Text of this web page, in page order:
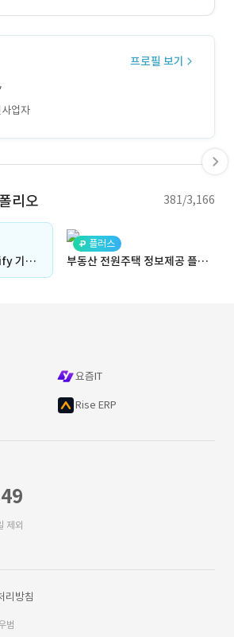
프로필 보기
업자
리오 381/3,166
L’ENFANTIN_Shopify 기반 개인 맞춤 스웨터 제작 사이트
플러스
부동산 전원주택 정보제공 플랫폼
요즘IT
Rise ERP
제외
리방침
범